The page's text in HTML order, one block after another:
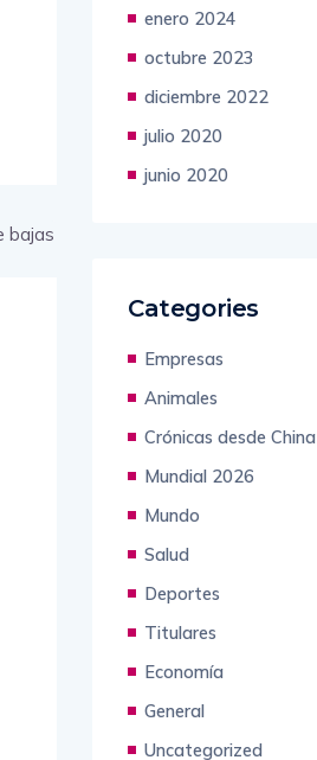
enero 2024
octubre 2023
diciembre 2022
julio 2020
junio 2020
Categories
Empresas
Animales
Crónicas desde China
Mundial 2026
Mundo
Salud
Deportes
Titulares
Economía
General
Uncategorized